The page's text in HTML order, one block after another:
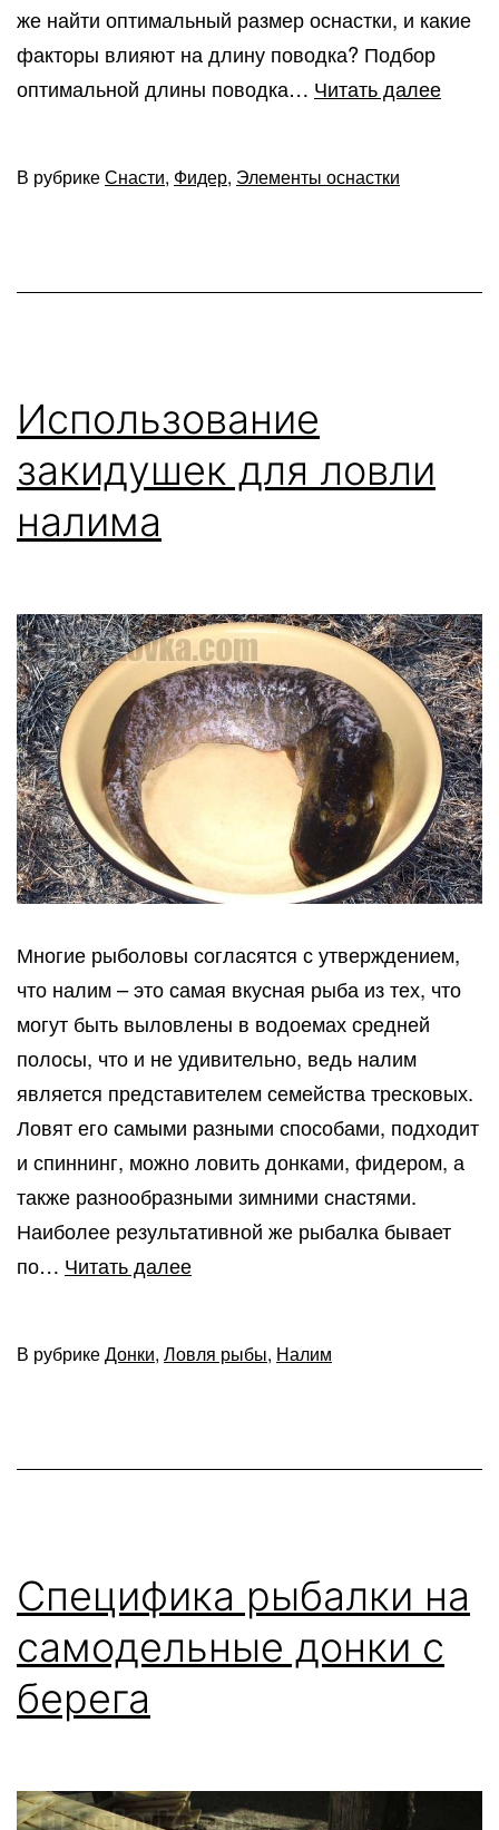
же найти оптимальный размер оснастки, и какие
факторы влияют на длину поводка? Подбор
оптимальной длины поводка… Читать далее
на
В рубрикеСнасти, Фидер, Элементы оснастки
Использование
закидушек для ловли
налима
Многие рыболовы согласятся с утверждением,
что налим – это самая вкусная рыба из тех, что
могут быть выловлены в водоемах средней
полосы, что и не удивительно, ведь налим
является представителем семейства тресковых.
Ловят его самыми разными способами, подходит
и спиннинг, можно ловить донками, фидером, а
также разнообразными зимними снастями.
Наиболее результативной же рыбалка бывает
по… Читать далееИспользование
ловли
В рубрикеДонки, Ловля рыбы, Налим
Специфика рыбалки на
самодельные донки с
берега